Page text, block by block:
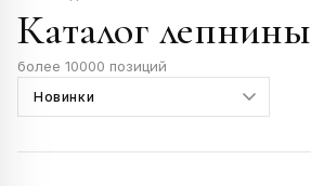
Каталог лепнины
более 10000 позиций